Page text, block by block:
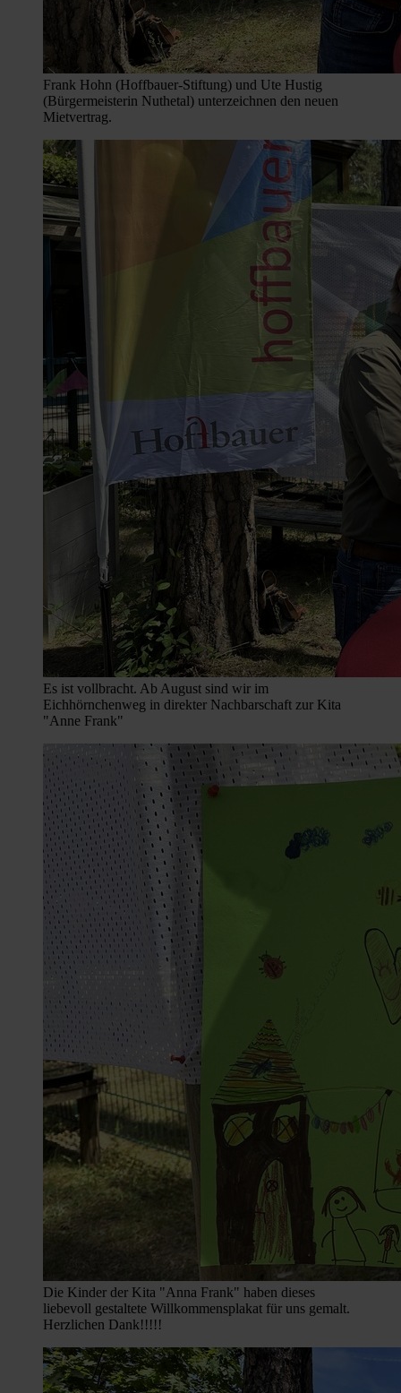
Frank Hohn (Hoffbauer-Stiftung) und Ute Hustig
(Bürgermeisterin Nuthetal) unterzeichnen den neuen
Mietvertrag.
Es ist vollbracht. Ab August sind wir im
Eichhörnchenweg in direkter Nachbarschaft zur Kita
"Anne Frank"
Die Kinder der Kita "Anna Frank" haben dieses
liebevoll gestaltete Willkommensplakat für uns gemalt.
Herzlichen Dank!!!!!